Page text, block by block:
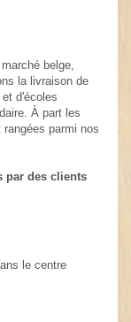
belge,
la livraison de
d'écoles
À part les
parmi nos
par des clients
le centre